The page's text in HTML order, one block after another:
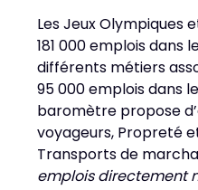
Les Jeux Olympiques
181 000 emplois
différents métiers
95 000 emplois dans
baromètre propose
voyageurs, Propreté
Transports de
emplois directement